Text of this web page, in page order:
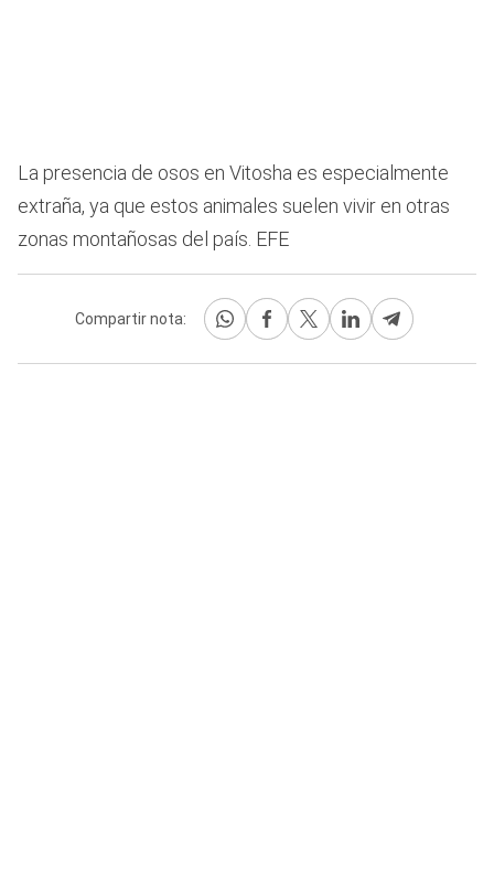
La presencia de osos en Vitosha es especialmente
extraña, ya que estos animales suelen vivir en otras
zonas montañosas del país. EFE
Compartir nota: